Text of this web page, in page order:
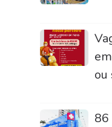
ou
86